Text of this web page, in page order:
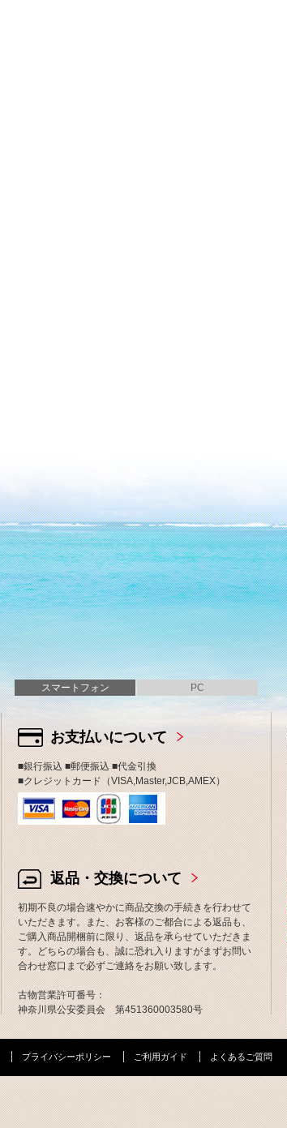
スマートフォン PC
お支払いについて
■銀行振込 ■郵便振込 ■代金引換
■クレジットカード（VISA,Master,JCB,AMEX）
返品・交換について
初期不良の場合速やかに商品交換の手続きを行わせて
いただきます。また、お客様のご都合による返品も、
ご購入商品開梱前に限り、返品を承らせていただきま
す。どちらの場合も、誠に恐れ入りますがまずお問い
合わせ窓口まで必ずご連絡をお願い致します。
古物営業許可番号：
神奈川県公安委員会 第451360003580号
プライバシーポリシー ご利用ガイド よくあるご質問